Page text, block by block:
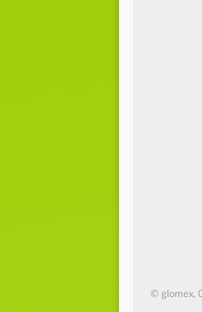
© glomex,